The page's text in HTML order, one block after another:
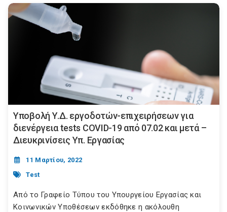
Υποβολή Υ.Δ. εργοδοτών-επιχειρήσεων για
διενέργεια tests COVID-19 από 07.02 και μετά –
Διευκρινίσεις Υπ. Εργασίας
11 Μαρτίου, 2022
Test
Από το Γραφείο Τύπου του Υπουργείου Εργασίας και
Κοινωνικών Υποθέσεων εκδόθηκε η ακόλουθη